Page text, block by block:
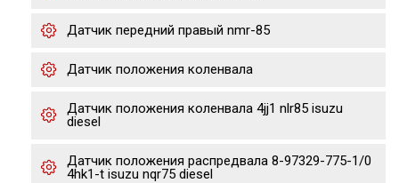
Датчик передний правый nmr-85
Датчик положения коленвала
Датчик положения коленвала 4jj1 nlr85 isuzu
diesel
Датчик положения распредвала 8-97329-775-1/0
4hk1-t isuzu nqr75 diesel